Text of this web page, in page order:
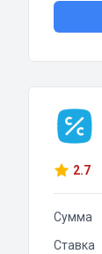
2.7
Сумма
Ставка